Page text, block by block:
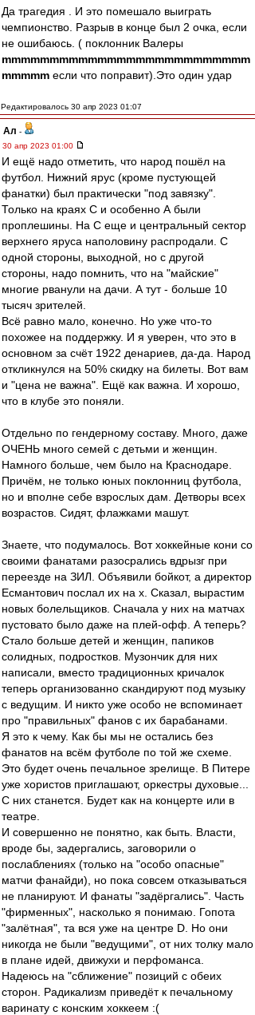
Да трагедия . И это помешало выиграть
чемпионство. Разрыв в конце был 2 очка, если
не ошибаюсь. ( поклонник Валеры
mmmmmmmmmmmmmmmmmmmmmmmmmm
mmmmm если что поправит).Это один удар
Редактировалось 30 апр 2023 01:07
Ал -
30 апр 2023 01:00
И ещё надо отметить, что народ пошёл на
футбол. Нижний ярус (кроме пустующей
фанатки) был практически "под завязку".
Только на краях С и особенно А были
проплешины. На С еще и центральный сектор
верхнего яруса наполовину распродали. С
одной стороны, выходной, но с другой
стороны, надо помнить, что на "майские"
многие рванули на дачи. А тут - больше 10
тысяч зрителей.
Всё равно мало, конечно. Но уже что-то
похожее на поддержку. И я уверен, что это в
основном за счёт 1922 денариев, да-да. Народ
откликнулся на 50% скидку на билеты. Вот вам
и "цена не важна". Ещё как важна. И хорошо,
что в клубе это поняли.
Отдельно по гендерному составу. Много, даже
ОЧЕНЬ много семей с детьми и женщин.
Намного больше, чем было на Краснодаре.
Причём, не только юных поклонниц футбола,
но и вполне себе взрослых дам. Детворы всех
возрастов. Сидят, флажками машут.
Знаете, что подумалось. Вот хоккейные кони со
своими фанатами разосрались вдрызг при
переезде на ЗИЛ. Объявили бойкот, а директор
Есмантович послал их на х. Сказал, вырастим
новых болельщиков. Сначала у них на матчах
пустовато было даже на плей-офф. А теперь?
Стало больше детей и женщин, папиков
солидных, подростков. Музончик для них
написали, вместо традиционных кричалок
теперь организованно скандируют под музыку
с ведущим. И никто уже особо не вспоминает
про "правильных" фанов с их барабанами.
Я это к чему. Как бы мы не остались без
фанатов на всём футболе по той же схеме.
Это будет очень печальное зрелище. В Питере
уже хористов приглашают, оркестры духовые...
С них станется. Будет как на концерте или в
театре.
И совершенно не понятно, как быть. Власти,
вроде бы, задергались, заговорили о
послаблениях (только на "особо опасные"
матчи фанайди), но пока совсем отказываться
не планируют. И фанаты "задёргались". Часть
"фирменных", насколько я понимаю. Гопота
"залётная", та вся уже на центре D. Но они
никогда не были "ведущими", от них толку мало
в плане идей, движухи и перфоманса.
Надеюсь на "сближение" позиций с обеих
сторон. Радикализм приведёт к печальному
варинату с конским хоккеем :(